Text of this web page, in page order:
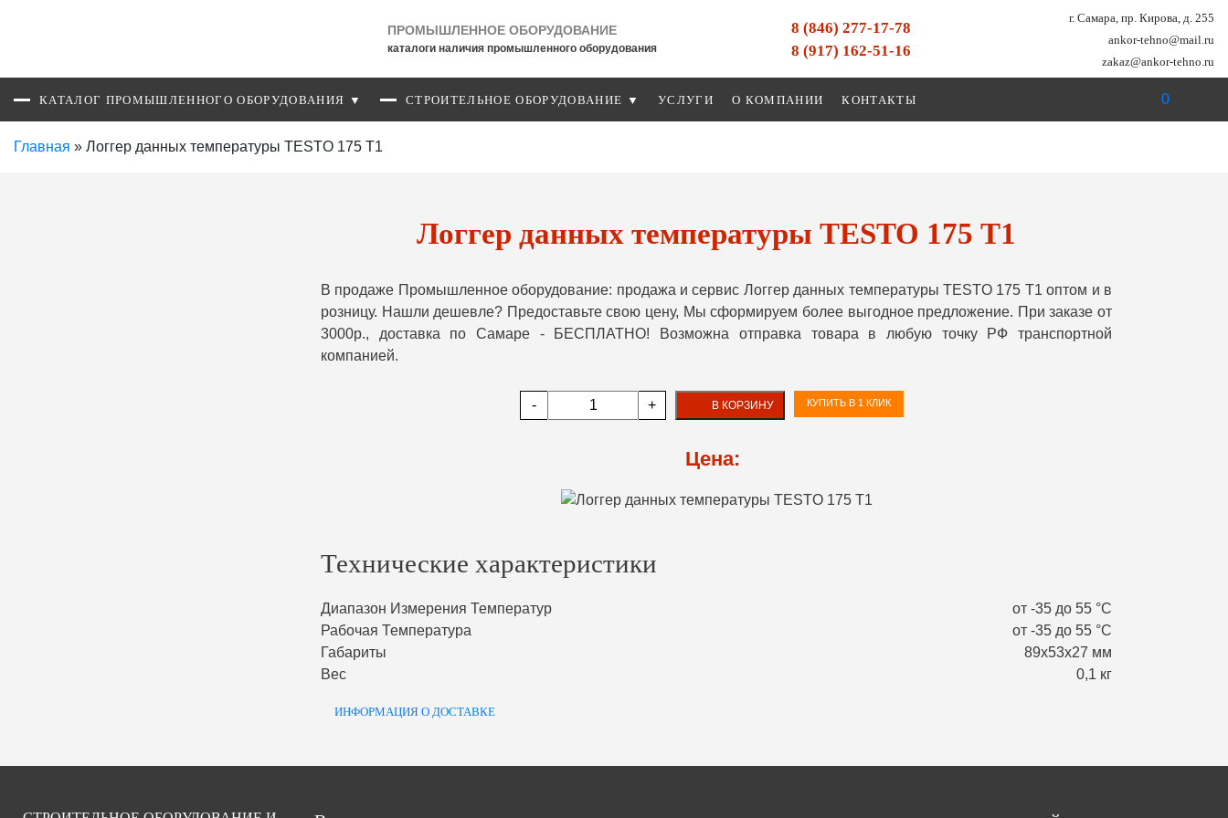
ПРОМЫШЛЕННОЕ ОБОРУДОВАНИЕ
каталоги наличия промышленного оборудования
8 (846) 277-17-78
8 (917) 162-51-16
г. Самара, пр. Кирова, д. 255
ankor-tehno@mail.ru
zakaz@ankor-tehno.ru
КАТАЛОГ ПРОМЫШЛЕННОГО ОБОРУДОВАНИЯ ▼ СТРОИТЕЛЬНОЕ ОБОРУДОВАНИЕ ▼ УСЛУГИ О КОМПАНИИ КОНТАКТЫ 0
Главная » Логгер данных температуры TESTO 175 Т1
Логгер данных температуры TESTO 175 Т1
В продаже Промышленное оборудование: продажа и сервис Логгер данных температуры TESTO 175 Т1 оптом и в
розницу. Нашли дешевле? Предоставьте свою цену, Мы сформируем более выгодное предложение. При заказе от
3000р., доставка по Самаре - БЕСПЛАТНО! Возможна отправка товара в любую точку РФ транспортной
компанией.
- + В КОРЗИНУ КУПИТЬ В 1 КЛИК
Цена:
Технические характеристики
Диапазон Измерения Температур
от -35 до 55 °С
Рабочая Температура
от -35 до 55 °С
Габариты
89х53х27 мм
Вес
0,1 кг
ИНФОРМАЦИЯ О ДОСТАВКЕ